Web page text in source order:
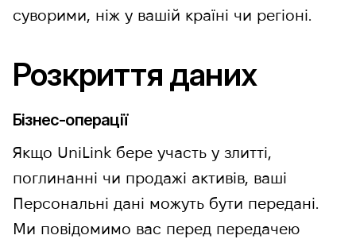
суворими, ніж у вашій країні чи регіоні.
Розкриття даних
Бізнес-операції
Якщо UniLink бере участь у злитті,
поглинанні чи продажі активів, ваші
Персональні дані можуть бути передані.
Ми повідомимо вас перед передачею